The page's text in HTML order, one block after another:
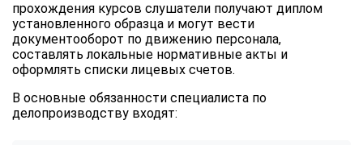
прохождения курсов слушатели получают диплом
установленного образца и могут вести
документооборот по движению персонала,
составлять локальные нормативные акты и
оформлять списки лицевых счетов.
В основные обязанности специалиста по
делопроизводству входят: